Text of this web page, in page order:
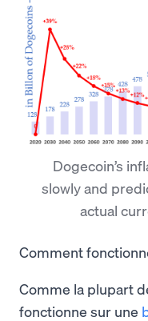
Dogecoin’s
slowly and
actual
Comment
Comme la plupart
fonctionne sur une